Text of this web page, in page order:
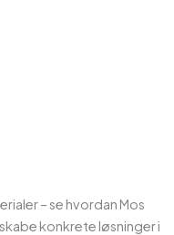
– se hvordan Mos
konkrete løsninger i